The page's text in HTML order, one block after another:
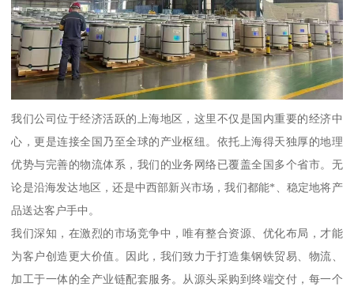
我们公司位于经济活跃的上海地区，这里不仅是国内重要的经济中
心，更是连接全国乃至全球的产业枢纽。依托上海得天独厚的地理
优势与完善的物流体系，我们的业务网络已覆盖全国多个省市。无
论是沿海发达地区，还是中西部新兴市场，我们都能*、稳定地将产
品送达客户手中。
我们深知，在激烈的市场竞争中，唯有整合资源、优化布局，才能
为客户创造更大价值。因此，我们致力于打造集钢铁贸易、物流、
加工于一体的全产业链配套服务。从源头采购到终端交付，每一个